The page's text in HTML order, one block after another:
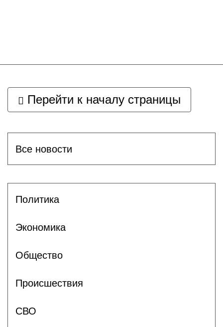
Перейти к началу страницы
Все новости
Политика
Экономика
Общество
Происшествия
СВО